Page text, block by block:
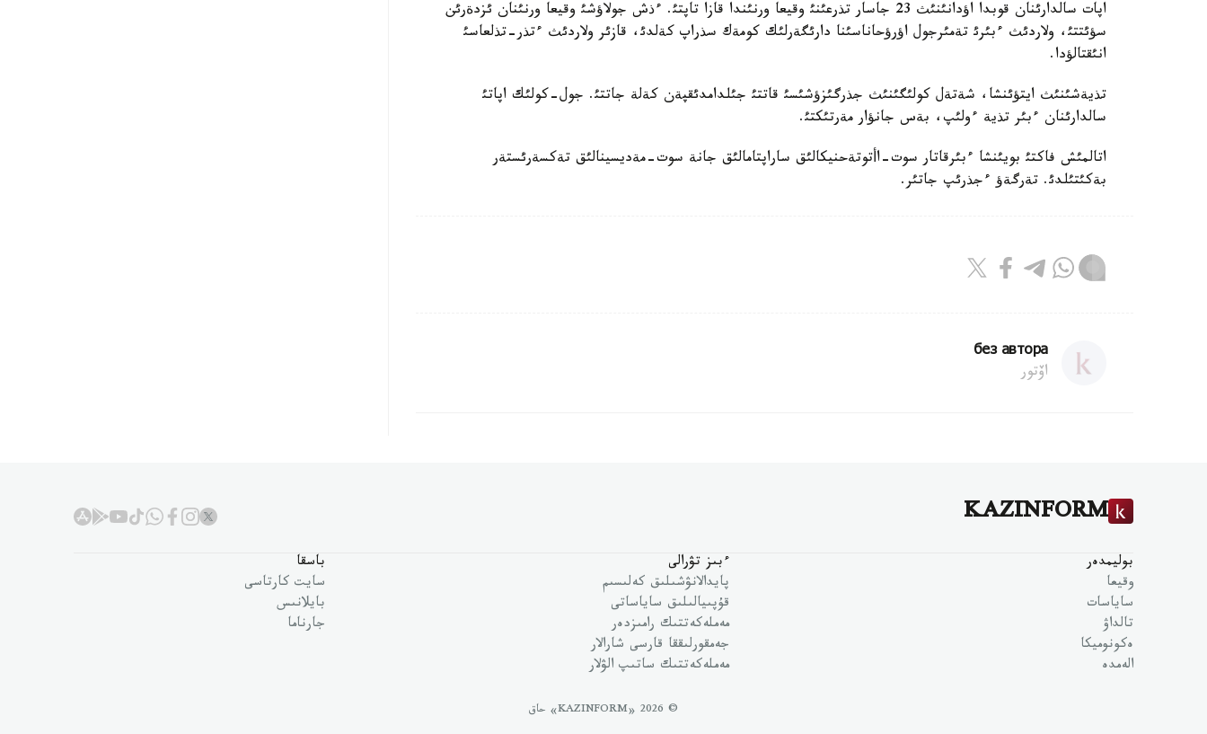
اپات سالدارئنان قوبدا اؤدانئنئث 23 جاسار تذرعئنئ وقيعا ورنئندا قازا تاپتئ. ءذش جولاؤشئ وقيعا ورنئنان ئزدةرئن
سؤئتتئ، ولاردئث ءبئرئ تةمئرجول اؤرؤحاناسئنا دارئگةرلئك كومةك سذراپ كةلدئ، قازئر ولاردئث ءتذر-تذلعاسئ
انئقتالؤدا.
تذيةشئنئث ايتؤئنشا، شةتةل كولئگئنئث جذرگئزؤشئسئ قاتتئ جئلدامدئقپةن كةلة جاتتئ. جول-كولئك اپاتئ
سالدارئنان ءبئر تذية ءولئپ، بةس جانؤار مةرتئكتئ.
اتالمئش فاكتئ بويئنشا ءبئرقاتار سوت-اأتوتةحنيكالئق ساراپتامالئق جانة سوت-مةديسينالئق تةكسةرئستةر
بةكئتئلدئ. تةرگةؤ ءجذرئپ جاتئر.
без автора
اۆتور
KAZINFORM
بوليمدەر
وقيعا
ساياسات
تالداۋ
ەكونوميكا
الەمدە
ءبىز تۋرالى
پايدالانۋشىلىق كەلىسىم
قۇپىيالىلىق ساياساتى
مەملەكەتتىك رامىزدەر
جەمقورلىققا قارسى شارالار
مەملەكەتتىك ساتىپ الۋلار
باسقا
سايت كارتاسى
بايلانىس
جارناما
© 2026 «KAZINFORM» حاق